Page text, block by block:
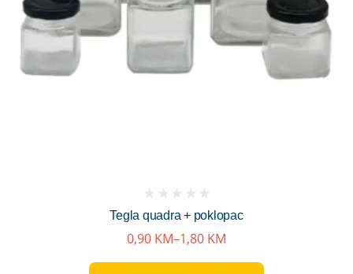
Tegla quadra + poklopac
reviews)
0,90 KM–1,80 KM